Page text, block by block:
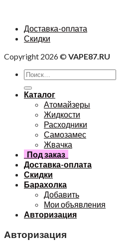
Доставка-оплата
Скидки
Copyright 2026 © VAPE87.RU
Каталог
Атомайзеры
Жидкости
Расходники
Самозамес
Жвачка
Под заказ
Доставка-оплата
Скидки
Барахолка
Добавить
Мои объявления
Авторизация
Авторизация